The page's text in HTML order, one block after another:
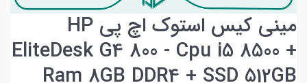
مینی کیس استوک اچ پی HP
EliteDesk G4 800 - Cpu i5 8500 +
Ram 8GB DDR4 + SSD 512GB